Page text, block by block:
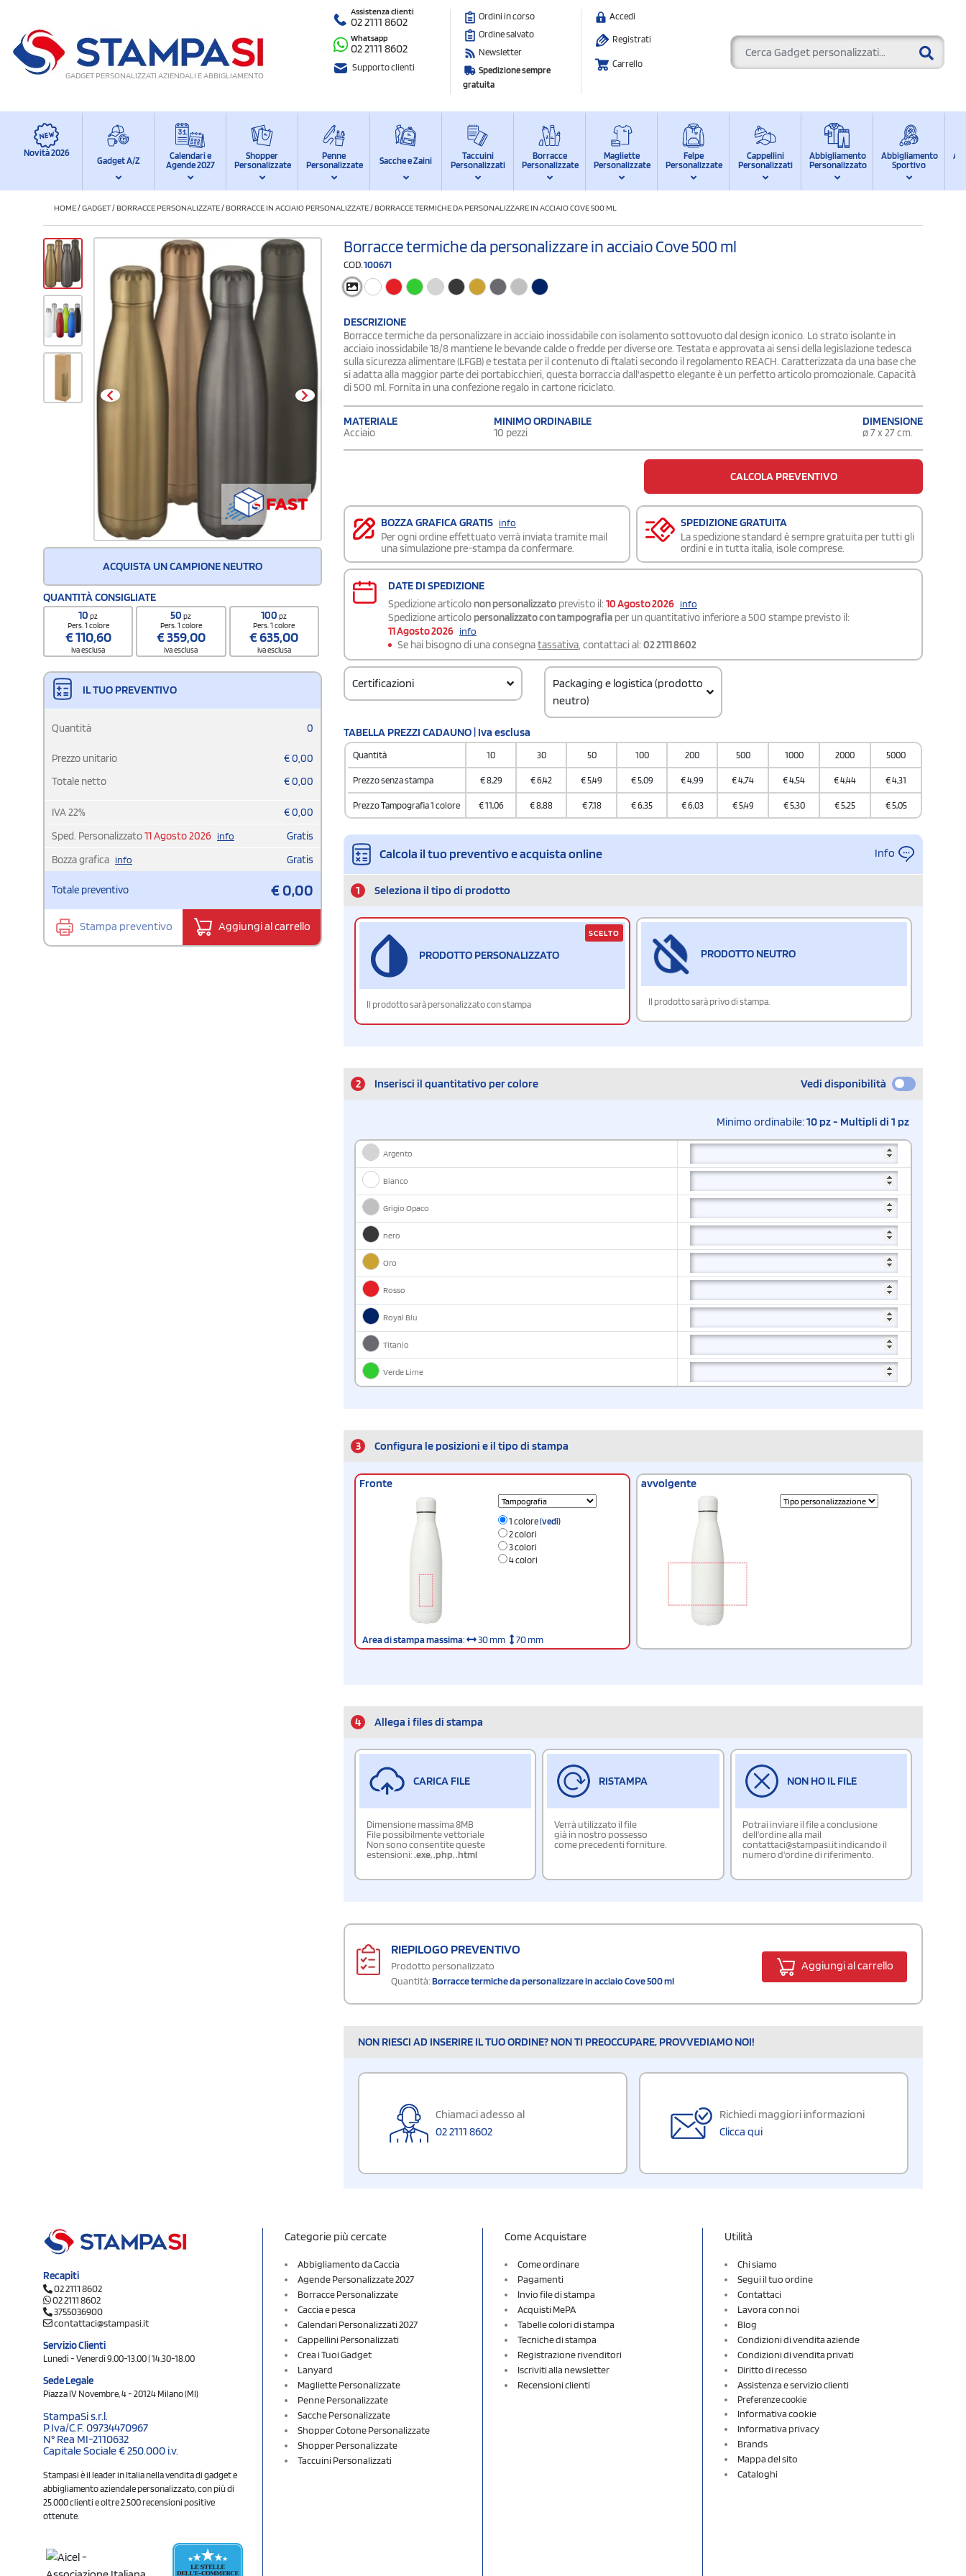
GADGET PERSONALIZZATI AZIENDALI E ABBIGLIAMENTO
Assistenza clienti
02 2111 8602
Whatsapp
02 2111 8602
Supporto clienti
Ordini in corso
Ordine salvato
Newsletter
Spedizione sempre
gratuita
Accedi
Registrati
Carrello
Novità 2026
Gadget A/Z
Calendari e
Agende 2027
Shopper
Personalizzate
Penne
Personalizzate
Sacche e Zaini
Taccuini
Personalizzati
Borracce
Personalizzate
Magliette
Personalizzate
Felpe
Personalizzate
Cappellini
Personalizzati
Abbigliamento
Personalizzato
Abbigliamento
Sportivo
HOME/GADGET/BORRACCE PERSONALIZZATE/BORRACCE IN ACCIAIO PERSONALIZZATE/BORRACCE TERMICHE DA PERSONALIZZARE IN ACCIAIO COVE 500 ML
ACQUISTA UN CAMPIONE NEUTRO
QUANTITÀ CONSIGLIATE
10pz
Pers. 1 colore
€110,60
iva esclusa
50pz
Pers. 1 colore
€359,00
iva esclusa
100pz
Pers. 1 colore
€635,00
iva esclusa
IL TUO PREVENTIVO
Quantità 0
Prezzo unitario €0,00
Totale netto
€0,00
IVA22% €0,00
Sped. Personalizzato11 Agosto 2026 info
Gratis
Bozza grafica info Gratis
Totale preventivo €0,00
Stampa preventivo Aggiungi al carrello
Borracce termiche da personalizzare in acciaio Cove 500 ml
COD. 100671
DESCRIZIONE
Borracce termiche da personalizzare in acciaio inossidabile con isolamento sottovuoto dal design iconico. Lo strato isolante in
acciaio inossidabile 18/8 mantiene le bevande calde o fredde per diverse ore. Testata e approvata ai sensi della legislazione tedesca
sulla sicurezza alimentare (LFGB) e testata per il contenuto di ftalati secondo il regolamento REACH. Caratterizzata da una base che
si adatta alla maggior parte dei portabicchieri, questa borraccia dall'aspetto elegante è un perfetto articolo promozionale. Capacità
di 500 ml. Fornita in una confezione regalo in cartone riciclato.
MATERIALE
Acciaio
MINIMO ORDINABILE
10 pezzi
DIMENSIONE
ø 7 x 27 cm.
CALCOLA PREVENTIVO
BOZZA GRAFICA GRATIS info
Per ogni ordine effettuato verrà inviata tramite mail
una simulazione pre-stampa da confermare.
SPEDIZIONE GRATUITA
La spedizione standard è sempre gratuita per tutti gli
ordini e in tutta italia, isole comprese.
DATE DI SPEDIZIONE
Spedizione articolo non personalizzato previsto il: 10 Agosto 2026 info
Spedizione articolo personalizzato con tampografia per un quantitativo inferiore a 500 stampe previsto il:
11 Agosto 2026 info
Se hai bisogno di una consegnatassativa , contattaci al: 02 2111 8602
Certificazioni
Packaging e logistica (prodotto
neutro)
9617000000000000000000
Quantità per scatola
24
TABELLA PREZZI CADAUNO | Iva esclusa
Quantità 10 30 50 100 200 500 1000 2000 5000
Prezzo senza stampa €8,29 €6,42 €5,49 €5,09 €4,99 €4,74 €4,54 €4,44 €4,31
Prezzo Tampografia 1 colore €11,06 €8,88 €7,18 €6,35 €6,03 €5,49 €5,30 €5,25 €5,05
Calcola il tuo preventivo e acquista online Info
1 Seleziona il tipo di prodotto
PRODOTTO PERSONALIZZATO
Il prodotto sarà personalizzato con stampa
SCELTO
PRODOTTO NEUTRO
Il prodotto sarà privo di stampa.
2 Inserisci il quantitativo per colore Vedi disponibilità
Minimo ordinabile:10 pz - Multipli di 1 pz
Argento
Bianco
Grigio Opaco
nero
Oro
Rosso
Royal Blu
Titanio
Verde Lime
3 Configura le posizioni e il tipo di stampa
Fronte
1 colore(vedi)
2 colori
3 colori
4 colori
Area di stampa massima: 30 mm 70 mm
avvolgente
4 Allega i files di stampa
CARICA FILE
Dimensione massima 8MB
File possibilmente vettoriale
Non sono consentite queste
estensioni:.exe,.php,.html
RISTAMPA
Verrà utilizzato il file
già in nostro possesso
come precedenti forniture.
NON HO IL FILE
Potrai inviare il file a conclusione
dell'ordine alla mail
contattaci@stampasi.it indicando il
numero d'ordine di riferimento.
RIEPILOGO PREVENTIVO
Prodotto personalizzato
Quantità:Borracce termiche da personalizzare in acciaio Cove 500 ml
Aggiungi al carrello
NON RIESCI AD INSERIRE IL TUO ORDINE? NON TI PREOCCUPARE, PROVVEDIAMO NOI!
Chiamaci adesso al
02 2111 8602
Richiedi maggiori informazioni
Clicca qui
Recapiti
02 2111 8602
02 2111 8602
3755036900
contattaci@stampasi.it
Servizio Clienti
Lunedì - Venerdì 9.00-13.00 | 14.30-18.00
Sede Legale
Piazza IV Novembre, 4 - 20124 Milano (MI)
StampaSi s.r.l.
P.Iva/C.F. 09734470967
N° Rea MI-2110632
Capitale Sociale € 250.000 i.v.
Stampasi è il leader in Italia nella vendita di gadget e
abbigliamento aziendale personalizzato, con più di
25.000 clienti e oltre 2.500 recensioni positive
ottenute.
Categorie più cercate
Abbigliamento da Caccia
Agende Personalizzate 2027
Borracce Personalizzate
Caccia e pesca
Calendari Personalizzati 2027
Cappellini Personalizzati
Crea i Tuoi Gadget
Lanyard
Magliette Personalizzate
Penne Personalizzate
Sacche Personalizzate
Shopper Cotone Personalizzate
Shopper Personalizzate
Taccuini Personalizzati
Come Acquistare
Come ordinare
Pagamenti
Invio file di stampa
Acquisti MePA
Tabelle colori di stampa
Tecniche di stampa
Registrazione rivenditori
Iscriviti alla newsletter
Recensioni clienti
Utilità
Chi siamo
Segui il tuo ordine
Contattaci
Lavora con noi
Blog
Condizioni di vendita aziende
Condizioni di vendita privati
Diritto di recesso
Assistenza e servizio clienti
Preferenze cookie
Informativa cookie
Informativa privacy
Brands
Mappa del sito
Cataloghi